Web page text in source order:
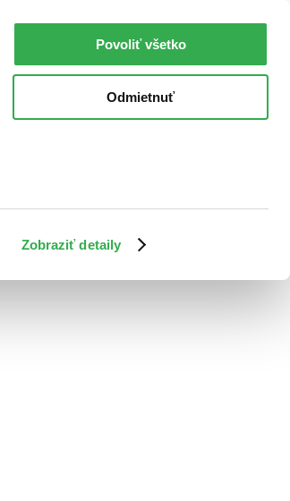
Zobraziť detaily
Povoliť všetko
Odmietnuť